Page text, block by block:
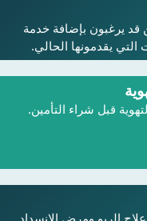
يرغبون بإضافة خدمة
قبل شراء التأمين.
الربو ومرض الانسداد